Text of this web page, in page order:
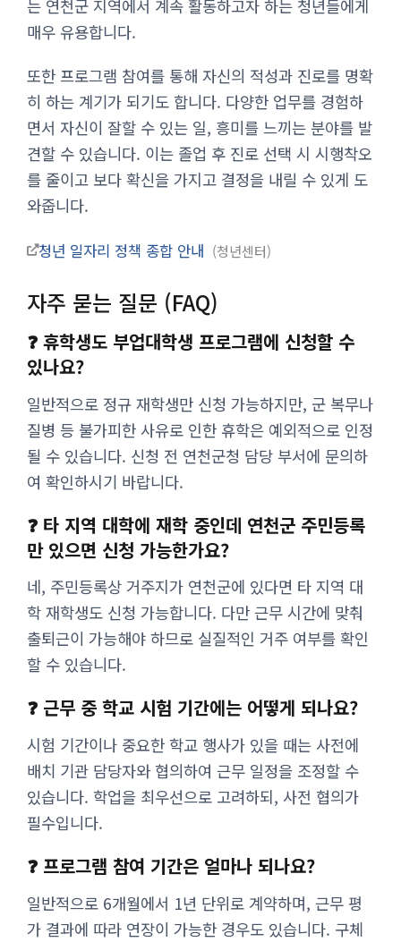
는 연천군 지역에서 계속 활동하고자 하는 청년들에게
매우 유용합니다.
또한 프로그램 참여를 통해 자신의 적성과 진로를 명확
히 하는 계기가 되기도 합니다. 다양한 업무를 경험하
면서 자신이 잘할 수 있는 일, 흥미를 느끼는 분야를 발
견할 수 있습니다. 이는 졸업 후 진로 선택 시 시행착오
를 줄이고 보다 확신을 가지고 결정을 내릴 수 있게 도
와줍니다.
청년 일자리 정책 종합 안내 청년센터
자주 묻는 질문 (FAQ)
❓ 휴학생도 부업대학생 프로그램에 신청할 수
있나요?
일반적으로 정규 재학생만 신청 가능하지만, 군 복무나
질병 등 불가피한 사유로 인한 휴학은 예외적으로 인정
될 수 있습니다. 신청 전 연천군청 담당 부서에 문의하
여 확인하시기 바랍니다.
❓ 타 지역 대학에 재학 중인데 연천군 주민등록
만 있으면 신청 가능한가요?
네, 주민등록상 거주지가 연천군에 있다면 타 지역 대
학 재학생도 신청 가능합니다. 다만 근무 시간에 맞춰
출퇴근이 가능해야 하므로 실질적인 거주 여부를 확인
할 수 있습니다.
❓ 근무 중 학교 시험 기간에는 어떻게 되나요?
시험 기간이나 중요한 학교 행사가 있을 때는 사전에
배치 기관 담당자와 협의하여 근무 일정을 조정할 수
있습니다. 학업을 최우선으로 고려하되, 사전 협의가
필수입니다.
❓ 프로그램 참여 기간은 얼마나 되나요?
일반적으로 6개월에서 1년 단위로 계약하며, 근무 평
가 결과에 따라 연장이 가능한 경우도 있습니다. 구체